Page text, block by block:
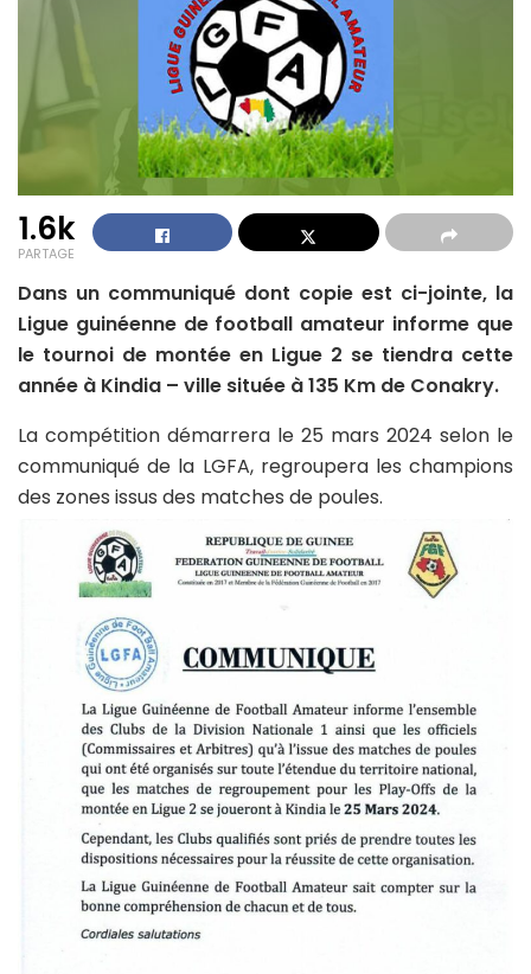
1.6k
PARTAGE
Dans un communiqué dont copie est ci-jointe, la
Ligue guinéenne de football amateur informe que
le tournoi de montée en Ligue 2 se tiendra cette
année à Kindia – ville située à 135 Km de Conakry.
La compétition démarrera le 25 mars 2024 selon le
communiqué de la LGFA, regroupera les champions
des zones issus des matches de poules.